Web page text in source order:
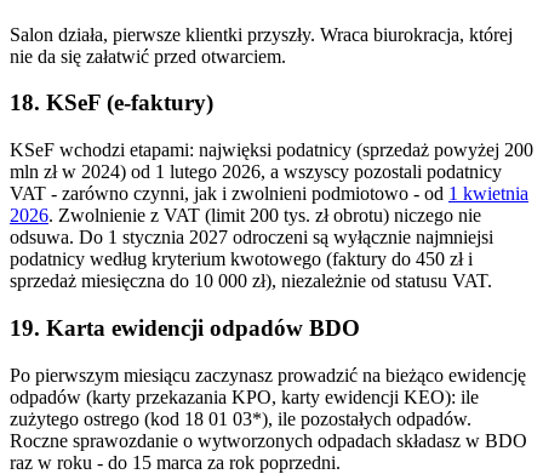
Salon działa, pierwsze klientki przyszły. Wraca biurokracja, której
nie da się załatwić przed otwarciem.
18. KSeF (e-faktury)
KSeF wchodzi etapami: najwięksi podatnicy (sprzedaż powyżej 200
mln zł w 2024) od 1 lutego 2026, a wszyscy pozostali podatnicy
VAT - zarówno czynni, jak i zwolnieni podmiotowo - od 1 kwietnia
2026. Zwolnienie z VAT (limit 200 tys. zł obrotu) niczego nie
odsuwa. Do 1 stycznia 2027 odroczeni są wyłącznie najmniejsi
podatnicy według kryterium kwotowego (faktury do 450 zł i
sprzedaż miesięczna do 10 000 zł), niezależnie od statusu VAT.
19. Karta ewidencji odpadów BDO
Po pierwszym miesiącu zaczynasz prowadzić na bieżąco ewidencję
odpadów (karty przekazania KPO, karty ewidencji KEO): ile
zużytego ostrego (kod 18 01 03*), ile pozostałych odpadów.
Roczne sprawozdanie o wytworzonych odpadach składasz w BDO
raz w roku - do 15 marca za rok poprzedni.